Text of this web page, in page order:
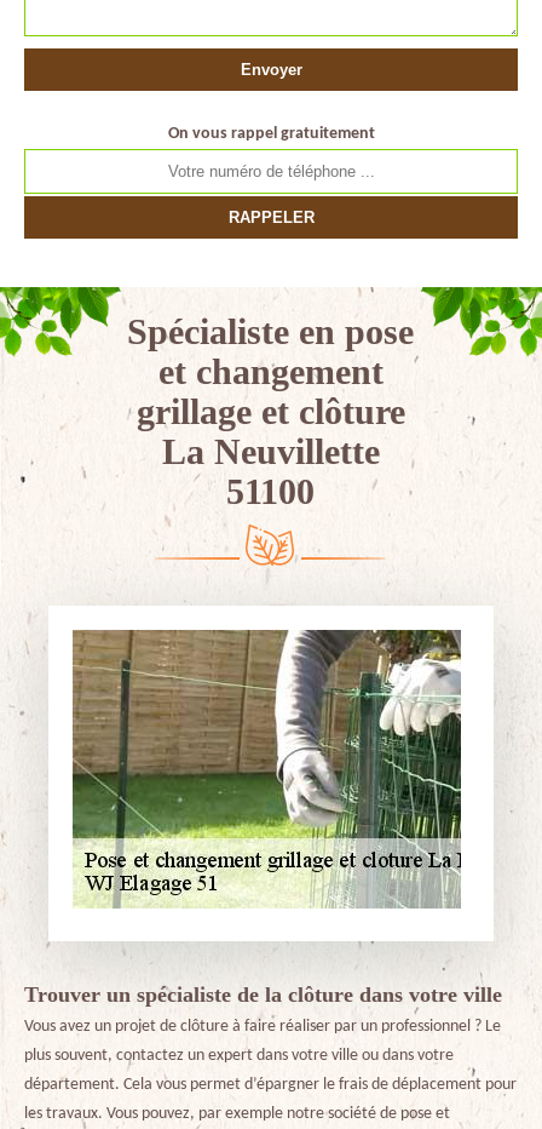
On vous rappel gratuitement
Spécialiste en pose
et changement
grillage et clôture
La Neuvillette
51100
Trouver un spécialiste de la clôture dans votre ville
Vous avez un projet de clôture à faire réaliser par un professionnel ? Le
plus souvent, contactez un expert dans votre ville ou dans votre
département. Cela vous permet d’épargner le frais de déplacement pour
les travaux. Vous pouvez, par exemple notre société de pose et